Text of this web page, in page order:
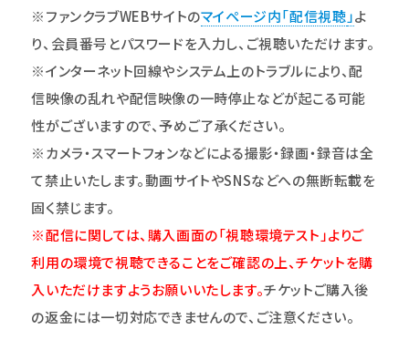
※ファンクラブWEBサイトのマイページ内「配信視聴」よ
り、会員番号とパスワードを入力し、ご視聴いただけます。
※インターネット回線やシステム上のトラブルにより、配
信映像の乱れや配信映像の一時停止などが起こる可能
性がございますので、予めご了承ください。
※カメラ・スマートフォンなどによる撮影・録画・録音は全
て禁止いたします。動画サイトやSNSなどへの無断転載を
固く禁じます。
※配信に関しては、購入画面の「視聴環境テスト」よりご
利用の環境で視聴できることをご確認の上、チケットを購
入いただけますようお願いいたします。チケットご購入後
の返金には一切対応できませんので、ご注意ください。